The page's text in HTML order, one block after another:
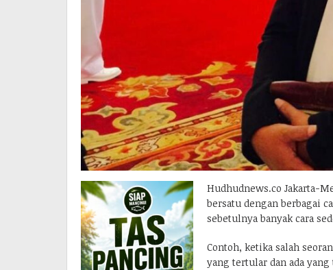
Hudhudnews.co Jakarta-
bersatu dengan berbagai
sebetulnya banyak cara
Contoh, ketika salah
yang tertular dan ada